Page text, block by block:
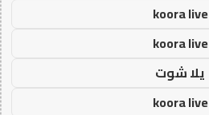
koora live
koora live
يلا شوت
koora live